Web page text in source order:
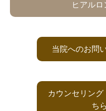
ヒアルロ
当院へのお問
カウンセリング
ち